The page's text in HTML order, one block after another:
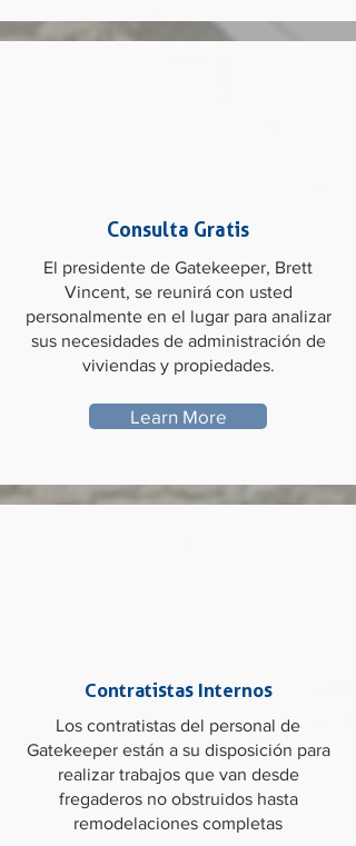
Consulta Gratis
El presidente de Gatekeeper, Brett
Vincent, se reunirá con usted
personalmente en el lugar para analizar
sus necesidades de administración de
viviendas y propiedades.
Learn More
Contratistas Internos
Los contratistas del personal de
Gatekeeper están a su disposición para
realizar trabajos que van desde
fregaderos no obstruidos hasta
remodelaciones completas